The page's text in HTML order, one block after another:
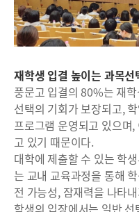
재학생 입결 높이는 과목선
풍문고 입결의 80%는 재
선택의 기회가 보장되고,
프로그램 운영되고 있으며
고 있기 때문이다.
대학에 제출할 수 있는 학
는 교내 교육과정을 통해
전 가능성, 잠재력을 나타
학생의 입장에서는 일반